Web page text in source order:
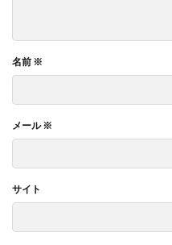
名前 ※
メール※
サイト